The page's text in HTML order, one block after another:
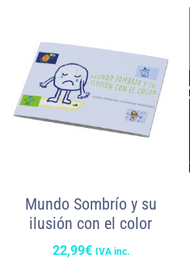
Mundo Sombrío y su
ilusión con el color
22,99€ IVA inc.